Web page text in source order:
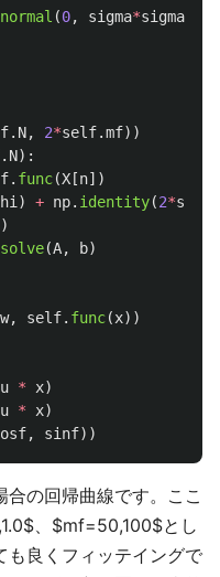
normal (0, sigma*sigma
. N, 2*self.mf))
. N):
. func(X [n])
) + np. identity(2*self
)
solve(A, b)
w, self. func(x))
u * x)
u * x)
, sinf))
の回帰曲線です。ここ
、$mf=50,100$とし
も良くフィッテイングで